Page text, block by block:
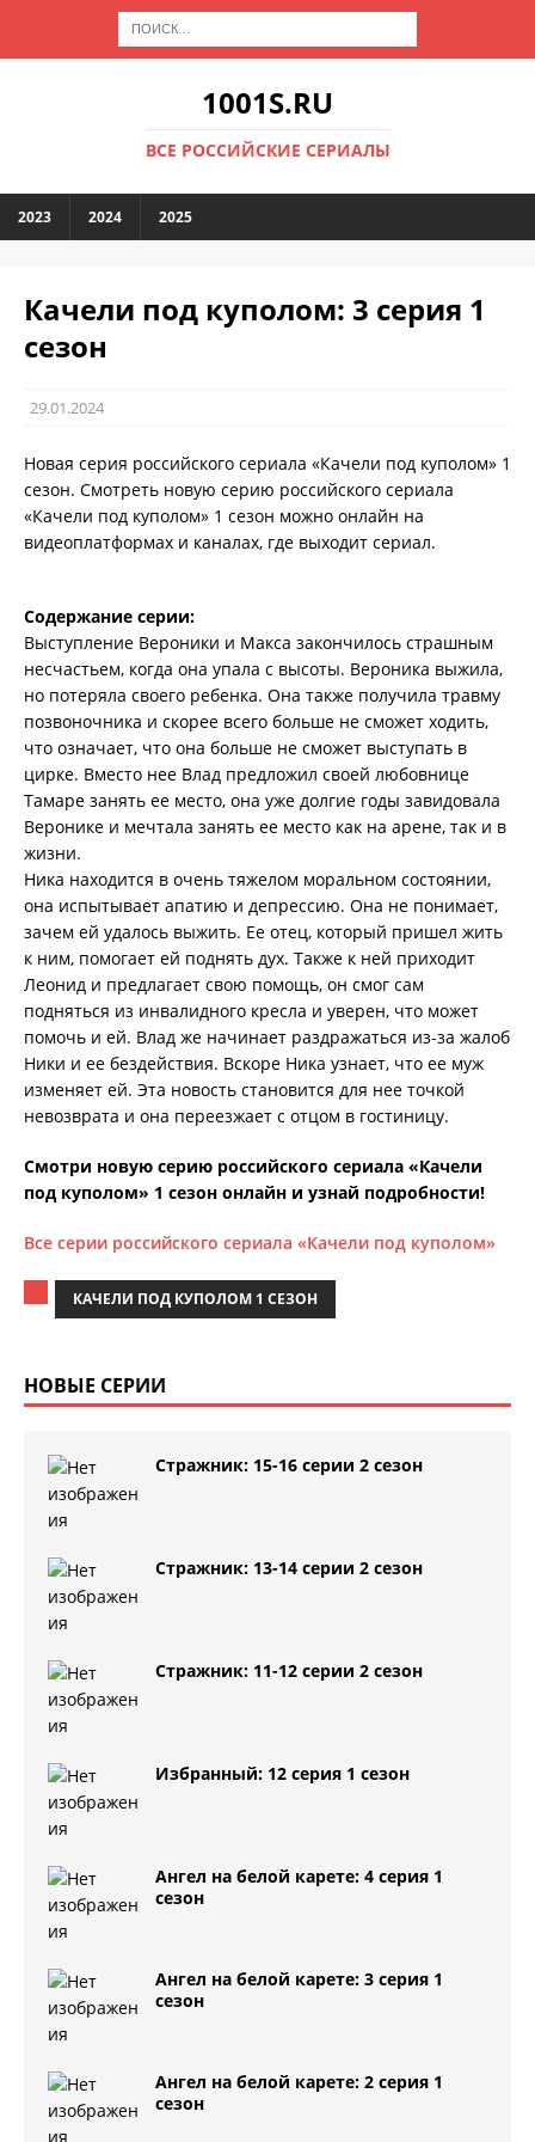
1001S.RU
ВСЕ РОССИЙСКИЕ СЕРИАЛЫ
2023 2024 2025
Качели под куполом: 3 серия 1
сезон
29.01.2024
Новая серия российского сериала «Качели под куполом» 1
сезон. Смотреть новую серию российского сериала
«Качели под куполом» 1 сезон можно онлайн на
видеоплатформах и каналах, где выходит сериал.
Содержание серии:
Выступление Вероники и Макса закончилось страшным
несчастьем, когда она упала с высоты. Вероника выжила,
но потеряла своего ребенка. Она также получила травму
позвоночника и скорее всего больше не сможет ходить,
что означает, что она больше не сможет выступать в
цирке. Вместо нее Влад предложил своей любовнице
Тамаре занять ее место, она уже долгие годы завидовала
Веронике и мечтала занять ее место как на арене, так и в
жизни.
Ника находится в очень тяжелом моральном состоянии,
она испытывает апатию и депрессию. Она не понимает,
зачем ей удалось выжить. Ее отец, который пришел жить
к ним, помогает ей поднять дух. Также к ней приходит
Леонид и предлагает свою помощь, он смог сам
подняться из инвалидного кресла и уверен, что может
помочь и ей. Влад же начинает раздражаться из-за жалоб
Ники и ее бездействия. Вскоре Ника узнает, что ее муж
изменяет ей. Эта новость становится для нее точкой
невозврата и она переезжает с отцом в гостиницу.
Смотри новую серию российского сериала «Качели
под куполом» 1 сезон онлайн и узнай подробности!
Все серии российского сериала «Качели под куполом»
КАЧЕЛИ ПОД КУПОЛОМ 1 СЕЗОН
НОВЫЕ СЕРИИ
Стражник: 15-16 серии 2 сезон
Стражник: 13-14 серии 2 сезон
Стражник: 11-12 серии 2 сезон
Избранный: 12 серия 1 сезон
Ангел на белой карете: 4 серия 1
сезон
Ангел на белой карете: 3 серия 1
сезон
Ангел на белой карете: 2 серия 1
сезон